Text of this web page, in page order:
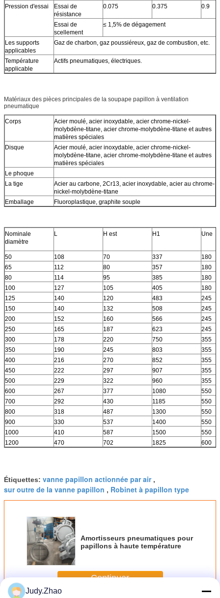
Pression d'essai
Essai de
résistance
0.075 0.375 0.9
Essai de
scellement
≤ 1,5% de dégagement
Les supports
applicables
Gaz de charbon, gaz poussiéreux, gaz de combustion, etc.
Température
applicable
Actifs pneumatiques, électriques.
Matériaux des pièces principales de la soupape papillon à ventilation
pneumatique
Corps
Acier moulé, acier inoxydable, acier chrome-nickel-
molybdène-titane, acier chrome-molybdène-titane et autres
matières spéciales
Disque
Acier moulé, acier inoxydable, acier chrome-nickel-
molybdène-titane, acier chrome-molybdène-titane et autres
matières spéciales
Le phoque
La tige
Acier au carbone, 2Cr13, acier inoxydable, acier au chrome-
nickel-molybdène-titane
Emballage
Fluoroplastique, graphite souple
Nominale
diamètre
L H est H1 Une
50 108 70 337
180
65
112 80 357
180
80
114 95 385
180
100
127 105 405
180
125
140 120 483
245
150
140 132 508
245
200
152 160 566
245
250
165 187 623
245
300
178 220 750
355
350
190 245 803
355
400
216 270 852
355
450
222 297 907
355
500
229 322 960
355
600
267 377 1080
550
700
292 430 1185
550
800
318 487 1300
550
900
330 537 1400
550
1000
410 587 1500
550
1200
470 702 1825 600
Étiquettes: vanne papillon actionnée par air,
sur outre de la vanne papillon , Robinet à papillon type
Amortisseurs pneumatiques pour
papillons à haute température
Continuer
Judy.Zhao